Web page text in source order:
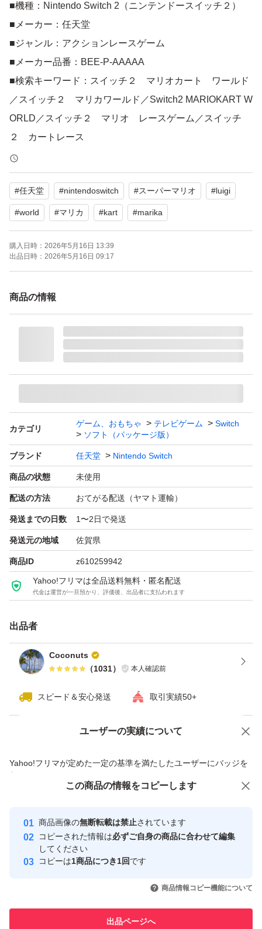
■機種：Nintendo Switch 2（ニンテンドースイッチ２）
■メーカー：任天堂
■ジャンル：アクションレースゲーム
■メーカー品番：BEE-P-AAAAA
■検索キーワード：スイッチ２ マリオカート ワールド
／スイッチ２ マリカワールド／Switch2 MARIOKART W
ORLD／スイッチ２ マリオ レースゲーム／スイッチ
２ カートレース
大陸横断。世界をまたぐレースが開幕！
『マリオカート ワールド』の舞台は、どこまでも続くひ
とつながりの世界。
コースを飛び出してレースを繰り広げたり、世界の端から
ン」では、お気に入りのスポットを見つけて記念撮影をし
にドライブを楽しむことも。
#任天堂 #nintendoswitch #スーパーマリオ #luigi
#world #マリカ #kart #marika
購入日時： 2026年5月16日 13:39
出品日時： 2026年5月16日 09:17
商品の情報
カテゴリ
ゲーム、おもちゃ テレビゲーム
Switch
ソフト（パッケージ版）
ブランド 任天堂 Nintendo Switch
商品の状態 未使用
配送の方法 おてがる配送（ヤマト運輸）
発送までの日数 1〜2日で発送
発送元の地域 佐賀県
商品ID z610259942
Yahoo!フリマは全品送料無料・匿名配送
代金は運営が一旦預かり、評価後、出品者に支払われます
出品者
Coconuts
（1031） 本人確認前
スピード＆安心発送 取引実績50+
ユーザーの実績について
Yahoo!フリマが定めた一定の基準を満たしたユーザーにバッジを
付与しています
安心取引出品者
心・安全なユーザーです
取引実績
引を完了させた実績があります
での取引実績があります
価格の相談 商品への質問
この商品の情報をコピーします
商品画像の無断転載は禁止されています
コピーされた情報は必ずご自身の商品に合わせて編集
してください
コピーは1商品につき1回です
商品情報コピー機能について
出品ページへ
この商品をみている人にオススメ